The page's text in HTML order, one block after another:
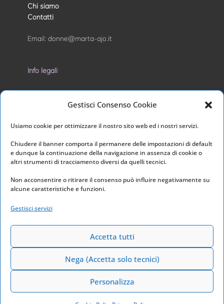
Gestisci Consenso Cookie
Usiamo cookie per ottimizzare il nostro sito web ed i nostri servizi.
Chiudere il banner comporta il permanere delle impostazioni di default
e dunque la continuazione della navigazione in assenza di cookie o
altri strumenti di tracciamento diversi da quelli tecnici.
Non acconsentire o ritirare il consenso può influire negativamente su
alcune caratteristiche e funzioni.
Gestisci servizi
Accetta tutti
Nega (Accetta solo tecnici)
Personalizza
Chi siamo
Contatti
Email: donne@marta-ajo.it
Info legali
Privacy Policy
Cookie Policy